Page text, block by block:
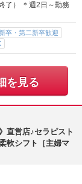
～勤務
新卒・第二新卒歓迎
を見る
直営店♪セラピスト
軟シフト［主婦マ